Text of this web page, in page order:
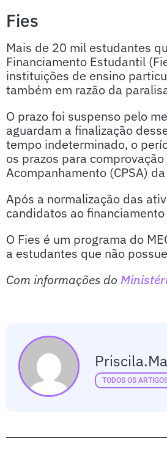
Fies
Mais de 20 mil estudantes
Financiamento Estudantil
instituições de ensino
também em razão da
O prazo foi suspenso pelo
aguardam a finalização
tempo indeterminado, o
os prazos para
Acompanhamento (CPSA)
Após a normalização das
candidatos ao
O Fies é um programa do
a estudantes que não
Com informações do
TODOS OS